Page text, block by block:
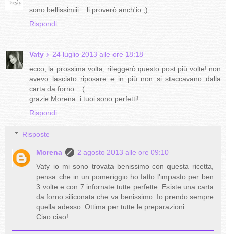
sono bellissimiii... li proverò anch'io ;)
Rispondi
Vaty ♪ 24 luglio 2013 alle ore 18:18
ecco, la prossima volta, rileggerò questo post più volte! non
avevo lasciato riposare e in più non si staccavano dalla
carta da forno.. :(
grazie Morena. i tuoi sono perfetti!
Rispondi
Risposte
Morena
2 agosto 2013 alle ore 09:10
Vaty io mi sono trovata benissimo con questa ricetta,
pensa che in un pomeriggio ho fatto l'impasto per ben
3 volte e con 7 infornate tutte perfette. Esiste una carta
da forno siliconata che va benissimo. Io prendo sempre
quella adesso. Ottima per tutte le preparazioni.
Ciao ciao!